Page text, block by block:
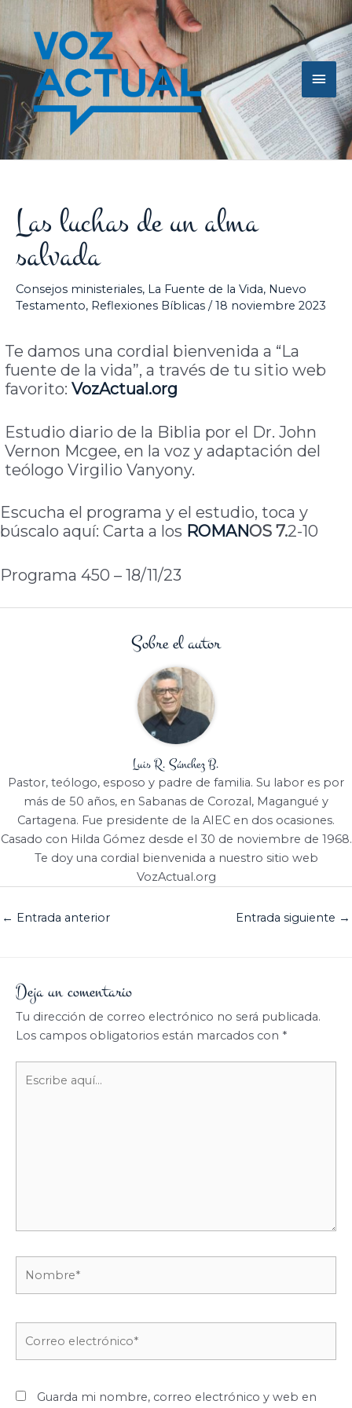
contenido
Las luchas de un alma
salvada
Consejos ministeriales, La Fuente de la Vida, Nuevo
Testamento, Reflexiones Bíblicas /18 noviembre 2023
Te damos una cordial bienvenida a “La
fuente de la vida”, a través de tu sitio web
favorito:VozActual.org
Estudio diario de la Biblia por el Dr. John
Vernon Mcgee, en la voz y adaptación del
teólogo Virgilio Vanyony.
Escucha el programa y el estudio, toca y
búscalo aquí: Carta a los ROMANOS 7.2-10
Programa 450 – 18/11/23
Sobre el autor
Luis R. Sánchez B.
Pastor, teólogo, esposo y padre de familia. Su labor es por
más de 50 años, en Sabanas de Corozal, Magangué y
Cartagena. Fue presidente de la AIEC en dos ocasiones.
Casado con Hilda Gómez desde el 30 de noviembre de 1968.
Te doy una cordial bienvenida a nuestro sitio web
VozActual.org
← Entrada anterior Entrada siguiente →
Deja un comentario
Tu dirección de correo electrónico no será publicada.
Los campos obligatorios están marcados con *
electrónico*
Guarda mi nombre, correo electrónico y web en